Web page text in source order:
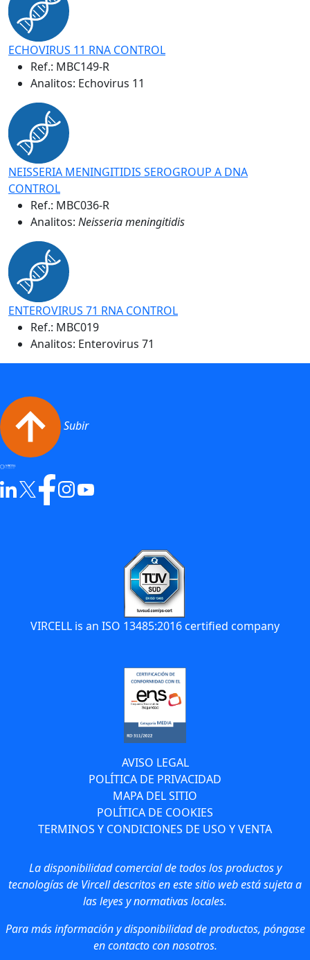
ECHOVIRUS 11 RNA CONTROL
Ref.: MBC149-R
Analitos: Echovirus 11
NEISSERIA MENINGITIDIS SEROGROUP A DNA
CONTROL
Ref.: MBC036-R
Analitos: Neisseria meningitidis
ENTEROVIRUS 71 RNA CONTROL
Ref.: MBC019
Analitos: Enterovirus 71
Subir
VIRCELL is an ISO 13485:2016 certified company
AVISO LEGAL
POLÍTICA DE PRIVACIDAD
MAPA DEL SITIO
POLÍTICA DE COOKIES
TERMINOS Y CONDICIONES DE USO Y VENTA
La disponibilidad comercial de todos los productos y
tecnologías de Vircell descritos en este sitio web está sujeta a
las leyes y normativas locales.
Para más información y disponibilidad de productos, póngase
en contacto con nosotros.